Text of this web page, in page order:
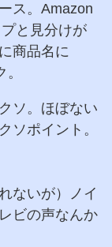
ス。Amazon
と見分けが
商品名に
ソ。ほぼない
ソポイント。
ないが）ノイ
ビの声なんか